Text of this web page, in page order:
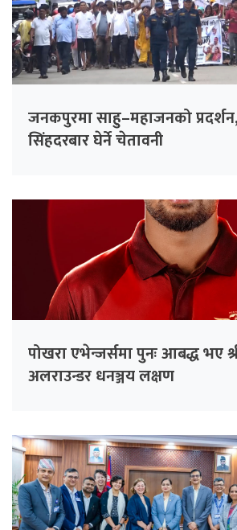
जनकपुरमा साहु–महाजनको
सिंहदरबार घेर्ने चेतावनी
पोखरा एभेन्जर्समा पुनः आबद्ध भए
अलराउन्डर धनञ्जय लक्षण